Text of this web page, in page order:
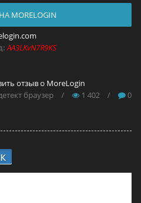
MORELOGIN
AA3LKvN7R9KS
отзыв о MoreLogin
браузер
/ 1 402 / 0